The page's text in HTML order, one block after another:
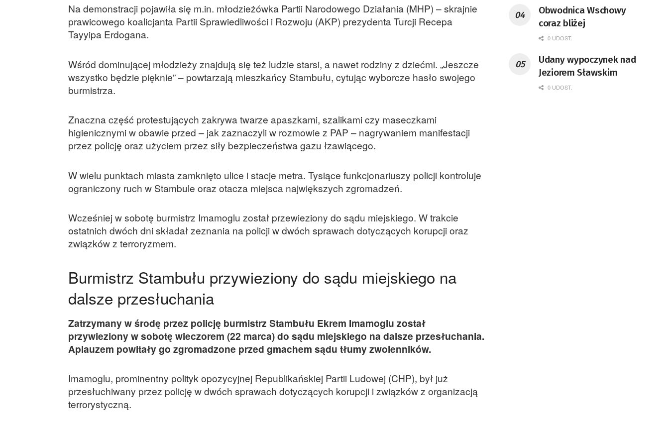
Na demonstracji pojawiła się m.in. młodzieżówka Partii Narodowego Działania (MHP) – skrajnie
prawicowego koalicjanta Partii Sprawiedliwości i Rozwoju (AKP) prezydenta Turcji Recepa
Tayyipa Erdogana.
Wśród dominującej młodzieży znajdują się też ludzie starsi, a nawet rodziny z dziećmi. „Jeszcze
wszystko będzie pięknie” – powtarzają mieszkańcy Stambułu, cytując wyborcze hasło swojego
burmistrza.
Znaczna część protestujących zakrywa twarze apaszkami, szalikami czy maseczkami
higienicznymi w obawie przed – jak zaznaczyli w rozmowie z PAP – nagrywaniem manifestacji
przez policję oraz użyciem przez siły bezpieczeństwa gazu łzawiącego.
W wielu punktach miasta zamknięto ulice i stacje metra. Tysiące funkcjonariuszy policji kontroluje
ograniczony ruch w Stambule oraz otacza miejsca największych zgromadzeń.
Wcześniej w sobotę burmistrz Imamoglu został przewieziony do sądu miejskiego. W trakcie
ostatnich dwóch dni składał zeznania na policji w dwóch sprawach dotyczących korupcji oraz
związków z terroryzmem.
Burmistrz Stambułu przywieziony do sądu miejskiego na
dalsze przesłuchania
Zatrzymany w środę przez policję burmistrz Stambułu Ekrem Imamoglu został
przywieziony w sobotę wieczorem (22 marca) do sądu miejskiego na dalsze przesłuchania.
Aplauzem powitały go zgromadzone przed gmachem sądu tłumy zwolenników.
Imamoglu, prominentny polityk opozycyjnej Republikańskiej Partii Ludowej (CHP), był już
przesłuchiwany przez policję w dwóch sprawach dotyczących korupcji i związków z organizacją
terrorystyczną.
Obwodnica Wschowy
coraz bliżej
0 UDOST.
Udany wypoczynek nad
Jeziorem Sławskim
0 UDOST.